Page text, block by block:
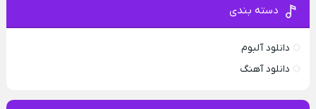
دسته بندی
دانلود آلبوم
دانلود آهنگ